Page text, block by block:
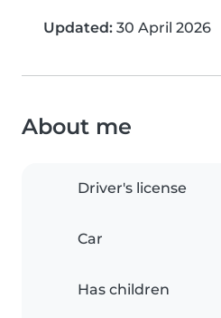
Updated: 30 April 2026
About me
Driver's license
Car
Has children